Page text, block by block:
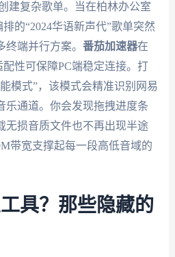
建复杂歌单。当在柏林办公室
的“2024华语新声代”歌单突然
端并行方案。 番茄加速器在
性可保障PC端稳定连接。打
模式”，该模式会精准识别网易
乐通道。你会发现拖拽进度条
无损音质文件也不再出现半途
带宽支撑起每一段高低音域的
具？那些隐藏的